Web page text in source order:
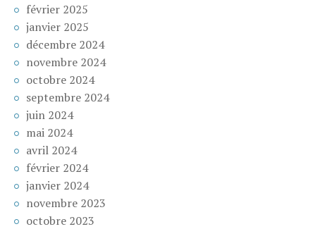
février 2025
janvier 2025
décembre 2024
novembre 2024
octobre 2024
septembre 2024
juin 2024
mai 2024
avril 2024
février 2024
janvier 2024
novembre 2023
octobre 2023